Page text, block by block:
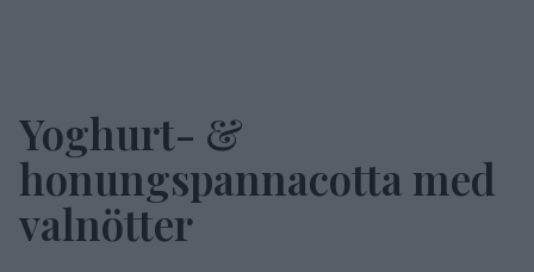
Yoghurt- &
honungspannacotta med
valnötter